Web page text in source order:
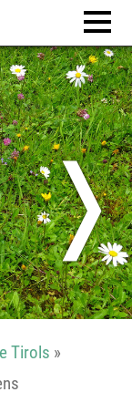
❭
Tirols »